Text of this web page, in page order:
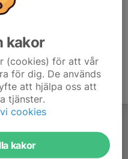
kakor
(cookies) för att vår
för dig. De används
att hjälpa oss att
tjänster.
cookies
kakor